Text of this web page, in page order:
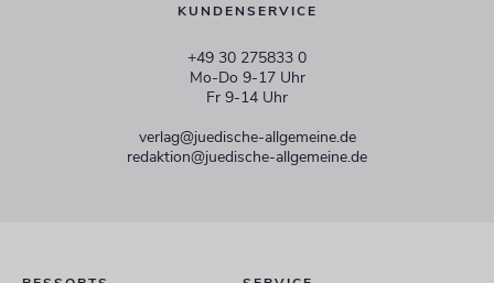
KUNDENSERVICE
+49 30 275833 0
Mo-Do 9-17 Uhr
Fr 9-14 Uhr
verlag@juedische-allgemeine.de
redaktion@juedische-allgemeine.de